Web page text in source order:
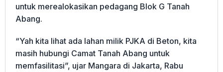
untuk merealokasikan pedagang Blok G Tanah
Abang.
“Yah kita lihat ada lahan milik PJKA di Beton, kita
masih hubungi Camat Tanah Abang untuk
memfasilitasi”, ujar Mangara di Jakarta, Rabu